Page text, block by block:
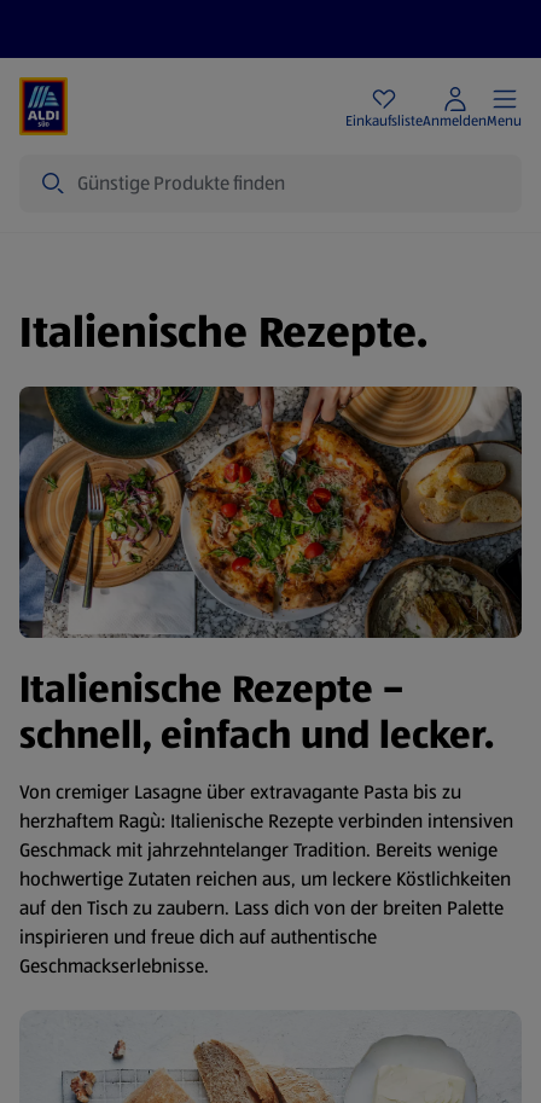
EinkaufslisteAnmeldenMenu
Italienische Rezepte.
Italienische Rezepte –
schnell, einfach und lecker.
Von cremiger Lasagne über extravagante Pasta bis zu
herzhaftem Ragù: Italienische Rezepte verbinden intensiven
Geschmack mit jahrzehntelanger Tradition. Bereits wenige
hochwertige Zutaten reichen aus, um leckere Köstlichkeiten
auf den Tisch zu zaubern. Lass dich von der breiten Palette
inspirieren und freue dich auf authentische
Geschmackserlebnisse.